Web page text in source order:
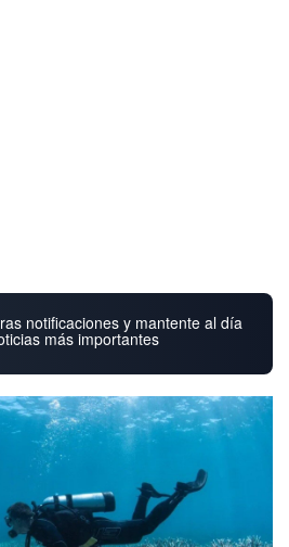
notificaciones y mantente al día
más importantes